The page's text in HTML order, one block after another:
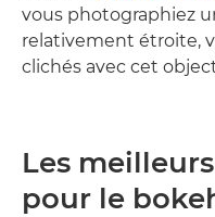
vous photographiez
relativement étroite,
clichés avec cet
Les
pour le